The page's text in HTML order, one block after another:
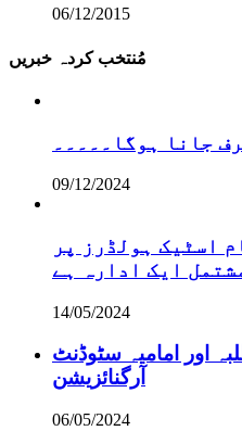
06/12/2015
مُنتخب کردہ خبریں
جانا ہوگا۔۔۔۔۔
09/12/2024
اسٹیک ہولڈرز پر
ایک ادارہ ہے
14/05/2024
اور امامیہ سٹوڈنٹ
آرگنائزیشن
06/05/2024